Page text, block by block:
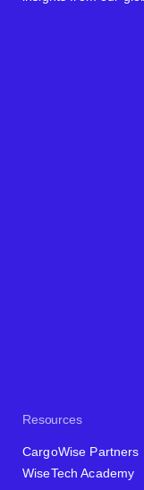
Resources
CargoWise Partners
WiseTech Academy